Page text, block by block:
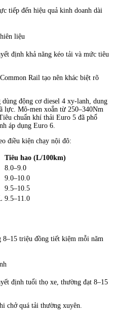
tiếp đến hiệu quả kinh doanh dài
liệu
định khả năng kéo tải và mức tiêu
Rail tạo nên khác biệt rõ
động cơ diesel 4 xy-lanh, dung
lực. Mô-men xoắn từ 250–340Nm
chuẩn khí thải Euro 5 đã phổ
áp dụng Euro 6.
điều kiện chạy nội đô:
Tiêu hao (L/100km)
8.0–9.0
9.0–10.0
9.5–10.5
9.5–11.0
triệu đồng tiết kiệm mỗi năm
định tuổi thọ xe, thường đạt 8–15
chở quá tải thường xuyên.